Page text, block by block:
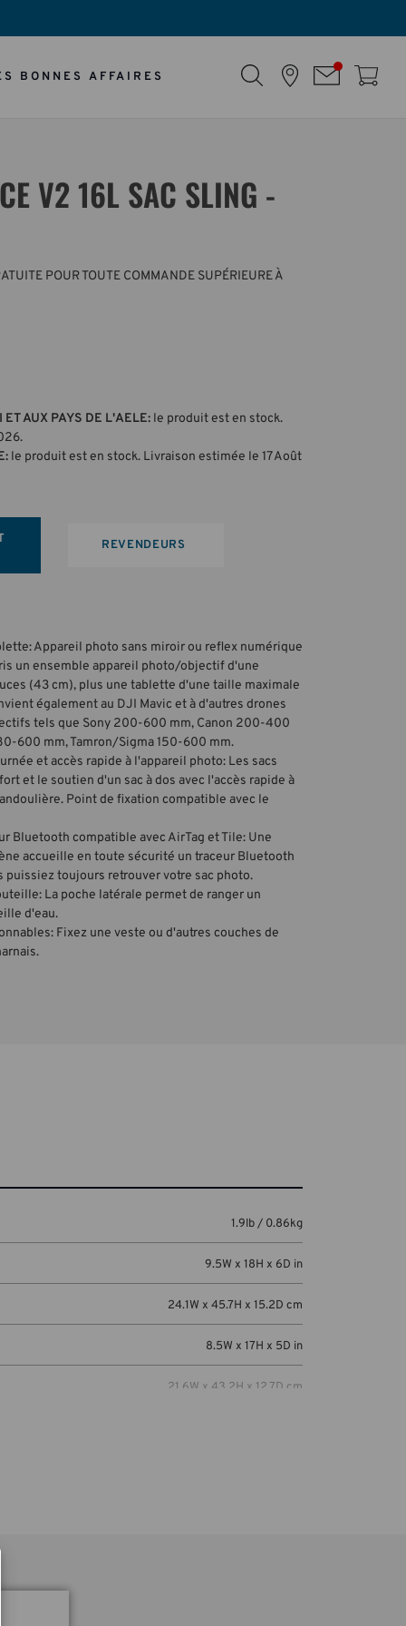
BONNES AFFAIRES
V2 16L SAC SLING -
POUR TOUTE COMMANDE SUPÉRIEURE À
AUX PAYS DE L'AELE: le produit est en stock.
le produit est en stock. Livraison estimée le 17 Août
REVENDEURS
Appareil photo sans miroir ou reflex numérique
un ensemble appareil photo/objectif d'une
(43 cm), plus une tablette d'une taille maximale
également au DJI Mavic et à d'autres drones
tels que Sony 200-600 mm, Canon 200-400
600 mm, Tamron/Sigma 150-600 mm.
et accès rapide à l'appareil photo: Les sacs
et le soutien d'un sac à dos avec l'accès rapide à
Point de fixation compatible avec le
Bluetooth compatible avec AirTag et Tile: Une
accueille en toute sécurité un traceur Bluetooth
puissiez toujours retrouver votre sac photo.
La poche latérale permet de ranger un
d'eau.
Fixez une veste ou d'autres couches de
1.9lb / 0.86kg
9.5W x 18H x 6D in
24.1W x 45.7H x 15.2D cm
8.5W x 17H x 5D in
21.6W x 43.2H x 12.7D cm